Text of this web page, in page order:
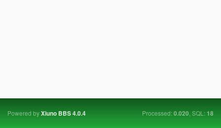
Powered byXiuno BBS4.0.4 Processed:0.020, SQL:18